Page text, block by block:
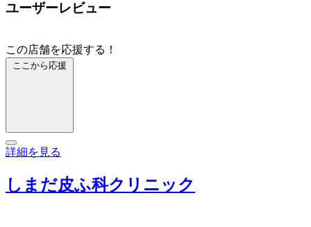
ユーザーレビュー
この店舗を応援する！
ここから応援
詳細を見る
しまだ皮ふ科クリニック